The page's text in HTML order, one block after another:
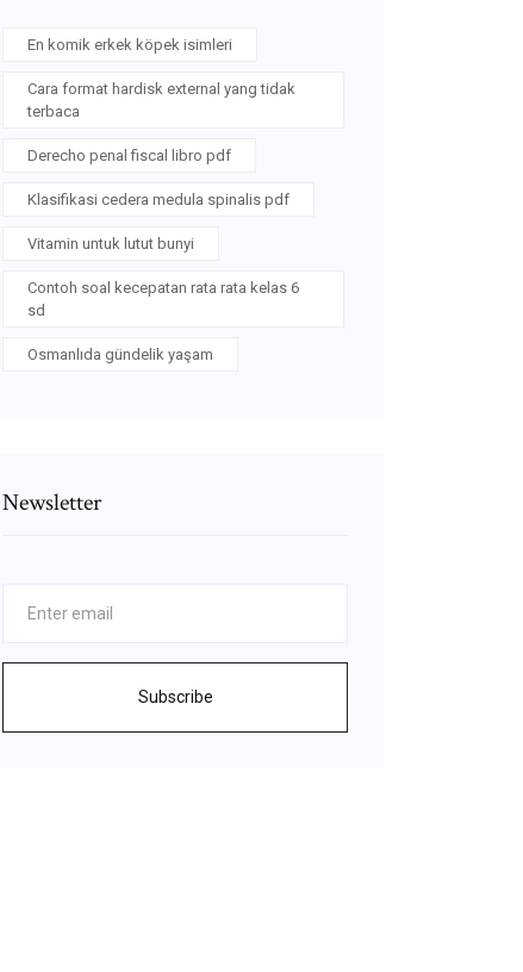
En komik erkek köpek isimleri
Cara format hardisk external yang tidak
terbaca
Derecho penal fiscal libro pdf
Klasifikasi cedera medula spinalis pdf
Vitamin untuk lutut bunyi
Contoh soal kecepatan rata rata kelas 6
sd
Osmanlıda gündelik yaşam
Newsletter
Subscribe